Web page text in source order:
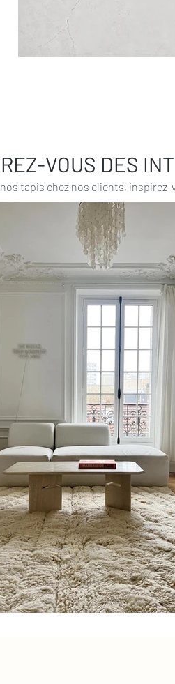
VOUS DES
tapis chez nos clients, inspirez-